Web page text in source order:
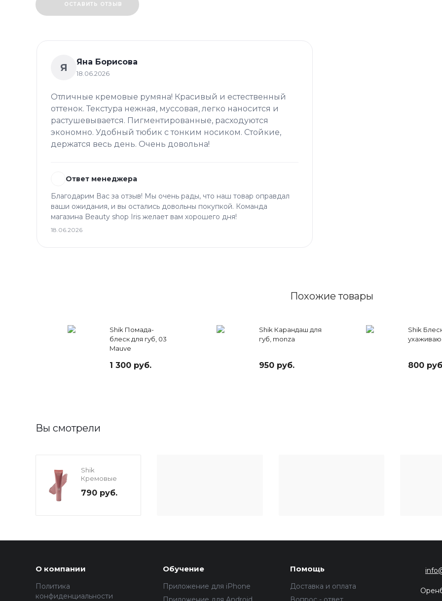
ОСТАВИТЬ ОТЗЫВ
Я Яна Борисова
18.06.2026
Отличные кремовые румяна! Красивый и естественный
оттенок. Текстура нежная, муссовая, легко наносится и
растушевывается. Пигментированные, расходуются
экономно. Удобный тюбик с тонким носиком. Стойкие,
держатся весь день. Очень довольна!
Ответ менеджера
Благодарим Вас за отзыв! Мы очень рады, что наш товар оправдал
ваши ожидания, и вы остались довольны покупкой. Команда
магазина Beauty shop Iris желает вам хорошего дня!
18.06.2026
Похожие товары
Shik Помада-
блеск для губ, 03
Mauve
1 300 руб.
Shik Карандаш для
губ, monza
950 руб.
Shik
800
Вы смотрели
Shik
Кремовые
liquid
790 руб.
О компании
Политика
конфиденциальности
Обучение
Приложение для iPhone
Помощь
Доставка и оплата